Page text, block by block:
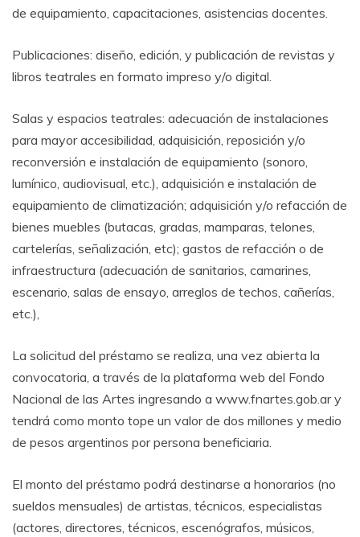
de equipamiento, capacitaciones, asistencias docentes.
Publicaciones: diseño, edición, y publicación de revistas y
libros teatrales en formato impreso y/o digital.
Salas y espacios teatrales: adecuación de instalaciones
para mayor accesibilidad, adquisición, reposición y/o
reconversión e instalación de equipamiento (sonoro,
lumínico, audiovisual, etc.), adquisición e instalación de
equipamiento de climatización; adquisición y/o refacción de
bienes muebles (butacas, gradas, mamparas, telones,
cartelerías, señalización, etc); gastos de refacción o de
infraestructura (adecuación de sanitarios, camarines,
escenario, salas de ensayo, arreglos de techos, cañerías,
etc.),
La solicitud del préstamo se realiza, una vez abierta la
convocatoria, a través de la plataforma web del Fondo
Nacional de las Artes ingresando a www.fnartes.gob.ar y
tendrá como monto tope un valor de dos millones y medio
de pesos argentinos por persona beneficiaria.
El monto del préstamo podrá destinarse a honorarios (no
sueldos mensuales) de artistas, técnicos, especialistas
(actores, directores, técnicos, escenógrafos, músicos,